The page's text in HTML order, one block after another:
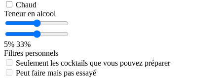
Chaud
Teneur en alcool
5% 33%
Filtres personnels
Seulement les cocktails que vous pouvez préparer
Peut faire mais pas essayé